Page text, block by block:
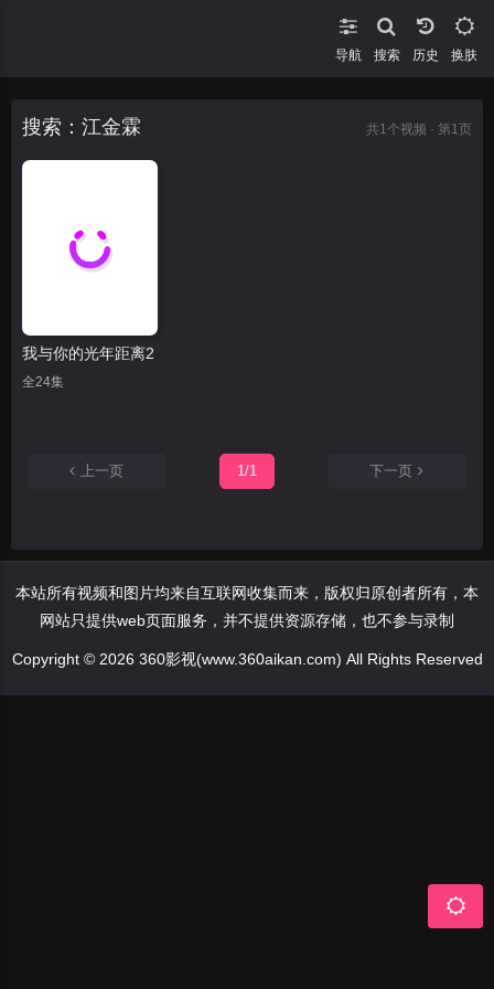
导航 搜索 换肤
搜索：江金霖 共1 个视频 · 第1页
我与你的光年距离2
全24集
上一页 1/1 下一页
本站所有视频和图片均来自互联网收集而来，版权归原创者所有，本
网站只提供web页面服务，并不提供资源存储，也不参与录制
Copyright © 2026 360影视(www.360aikan.com) All Rights Reserved